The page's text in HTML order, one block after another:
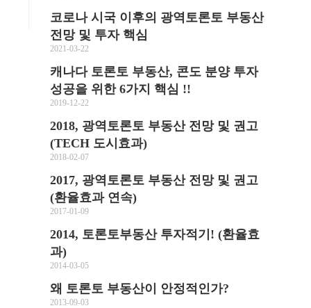
코로나 시국 이후의 광역토론토 부동산
전망 및 투자 핵심
2021-03-22
캐나다 토론토 부동산, 콘도 분양 투자
성공을 위한 6가지 핵심 !!
2019-12-22
2018, 광역토론토 부동산 전망 및 권고
(TECH 도시효과)
2018-02-07
2017, 광역토론토 부동산 전망 및 권고
(환율효과 연속)
2017-01-09
2014, 토론토부동산 투자적기! (환율효
과)
2014-03-05
왜 토론토 부동산이 안정적인가?
2013-09-03